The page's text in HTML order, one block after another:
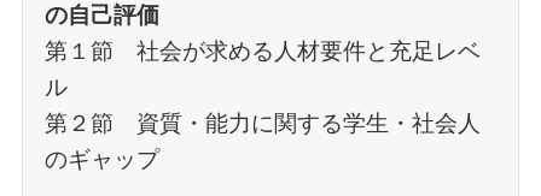
の自己評価
第１節 社会が求める人材要件と充足レベ
ル
第２節 資質・能力に関する学生・社会人
のギャップ